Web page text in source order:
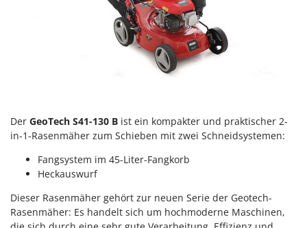
Der GeoTech S41-130 B ist ein kompakter und praktischer 2-
in-1-Rasenmäher zum Schieben mit zwei Schneidsystemen:
Fangsystem im 45-Liter-Fangkorb
Heckauswurf
Dieser Rasenmäher gehört zur neuen Serie der Geotech-
Rasenmäher: Es handelt sich um hochmoderne Maschinen,